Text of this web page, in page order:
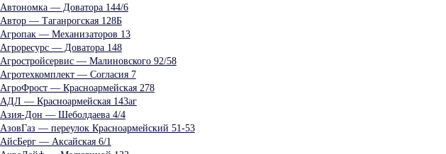
Автономка — Доватора 144/6
Автор — Таганрогская 128Б
Агропак — Механизаторов 13
Агроресурс — Доватора 148
Агростройсервис — Малиновского 92/58
Агротехкомплект — Согласия 7
АгроФрост — Красноармейская 278
АДЛ — Красноармейская 143аг
Азия-Дон — Шеболдаева 4/4
АзовГаз — переулок Красноармейский 51-53
АйсБерг — Аксайская 6/1